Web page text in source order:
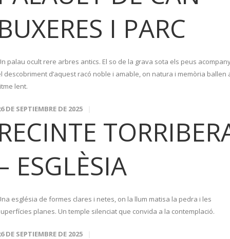
I PARC
palau ocult rere arbres antics. El so de la grava sota els peus
descobriment d’aquest racó noble i amable, on natura i memòria ballen
lent.
DE SEPTIEMBRE DE 2025
ESGLÈSIA
església de formes clares i netes, on la llum matisa la pedra i les
planes. Un temple silenciat que convida a la contemplació.
DE SEPTIEMBRE DE 2025